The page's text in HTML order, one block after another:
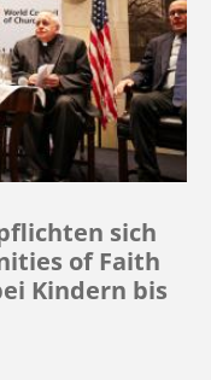
sich
of Faith
Kindern bis